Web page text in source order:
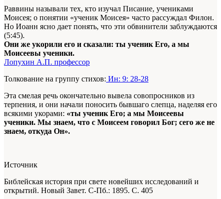
Раввины называли тех, кто изучал Писание, учениками
Моисея; о понятии «ученик Моисея» часто рассуждал Филон.
Но Иоанн ясно дает понять, что эти обвинители заблуждаются
(5:45).
Они же укорили его и сказали: ты ученик Его, а мы
Моисеевы ученики.
Лопухин А.П. профессор
Толкование на группу стихов: Ин: 9: 28-28
Эта смелая речь окончательно вывела совопросников из
терпения, и они начали поносить бывшаго слепца, наделяя его
всякими укорами: «ты ученик Его; а мы Моисеевы
ученики. Мы знаем, что с Моисеем говорил Бог; сего же не
знаем, откуда Он».
Источник
Библейская история при свете новейших исследований и
открытий. Новый Завет. С-Пб.: 1895. С. 405